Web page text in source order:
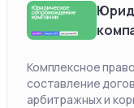
Комплексное
составление
арбитражных и